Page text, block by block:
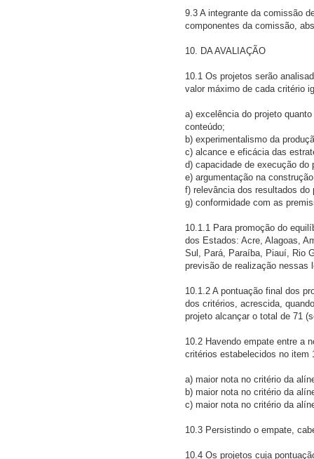
9.3 A integrante da comissão
componentes da comissão,
10. DA AVALIAÇÃO
10.1 Os projetos serão
valor máximo de cada critério
a) excelência do projeto
conteúdo;
b) experimentalismo da
c) alcance e eficácia das
d) capacidade de execução do
e) argumentação na
f) relevância dos resultados
g) conformidade com as
10.1.1 Para promoção do
dos Estados: Acre, Alagoas,
Sul, Pará, Paraíba, Piauí, Rio
previsão de realização nessas
10.1.2 A pontuação final dos
dos critérios, acrescida,
projeto alcançar o total de 71
10.2 Havendo empate entre a
critérios estabelecidos no item
a) maior nota no critério da
b) maior nota no critério da
c) maior nota no critério da
10.3 Persistindo o empate,
10.4 Os projetos cuja